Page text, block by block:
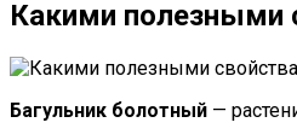
Какими полезными
Багульник болотный —